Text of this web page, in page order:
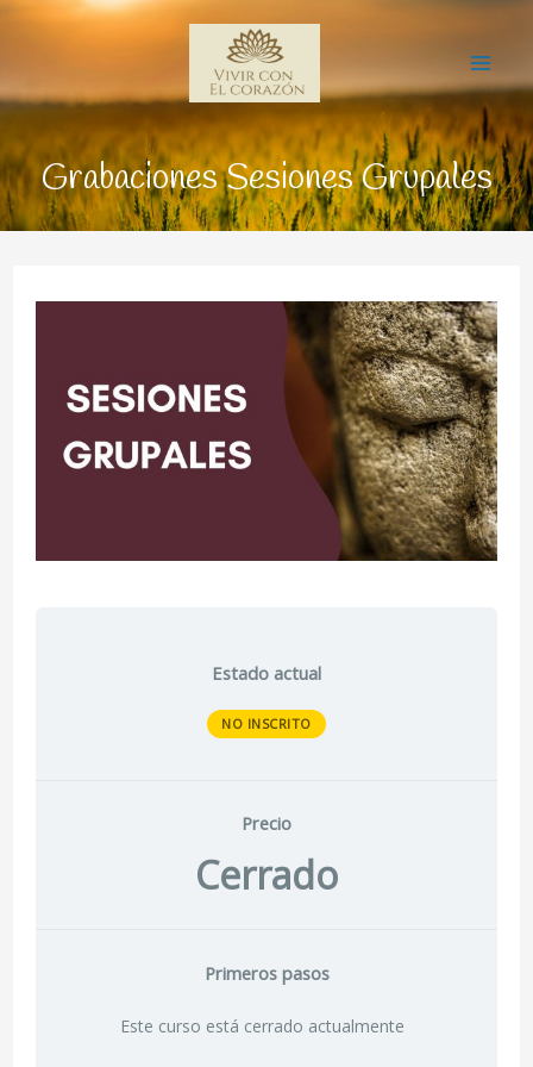
contenido
Grabaciones Sesiones Grupales
Estado actual
NO INSCRITO
Precio
Cerrado
Primeros pasos
Este curso está cerrado actualmente